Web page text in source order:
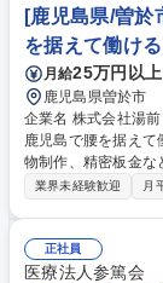
す。外来や病棟は
棟のみ等のご希望も
定する業務 募集職種 鹿児島【看護師】マイカー通勤可／基本残業なし／
有床クリニック／常勤
[鹿児島県/曽於
を据えて働け
月給25万円以上
鹿児島県曽於市
企業名 株式会社湯前 求人名 [鹿児島県/曽於市]営業職/転勤無/平均残業5h/
鹿児島で腰を据えて働ける◎ 仕事の内容 ■創業以
物制作、精密板金な
として新たな業界
ります。 【用途】
境】業界の知識があ
業界未経験歓迎 月
正社員
医療法人参篤会